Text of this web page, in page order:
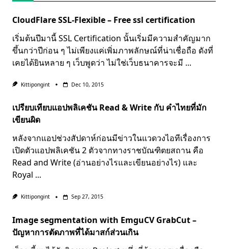
CloudFlare SSL-Flexible – Free ssl certification
เริ่มต้นปีมานี้ SSL Certification นั้นเริ่มมีความสำคัญมาก
ขึ้นกว่าปีก่อน ๆ ไม่เพียงแค่เพิ่มภาพลักษณ์ที่น่าเชื่อถือ ดังที่
เคยได้ยินหลาย ๆ เว็บพูดว่า ไม่ใช่เว็บธนาคารจะมี ...
Kittipongint Dec 10, 2015
เปรียบเทียบแอปพลิเคชัน Read & Write กับ คำไทยที่มัก
เขียนผิด
หลังจากแอปช่วงสัปดาห์ก่อนมีข่าวในแวดวงไอทีเรื่องการ
เปิดตัวแอปพลิเคชัน 2 ตัวจากทางราชบัณฑิตยสถาน คือ
Read and Write (อ่านอย่างไรและเขียนอย่างไร) และ
Royal ...
Kittipongint Sep 27, 2015
Image segmentation with EmguCV GrabCut –
ปัญหาการตัดภาพที่ได้มาสก์ส่วนเกิน